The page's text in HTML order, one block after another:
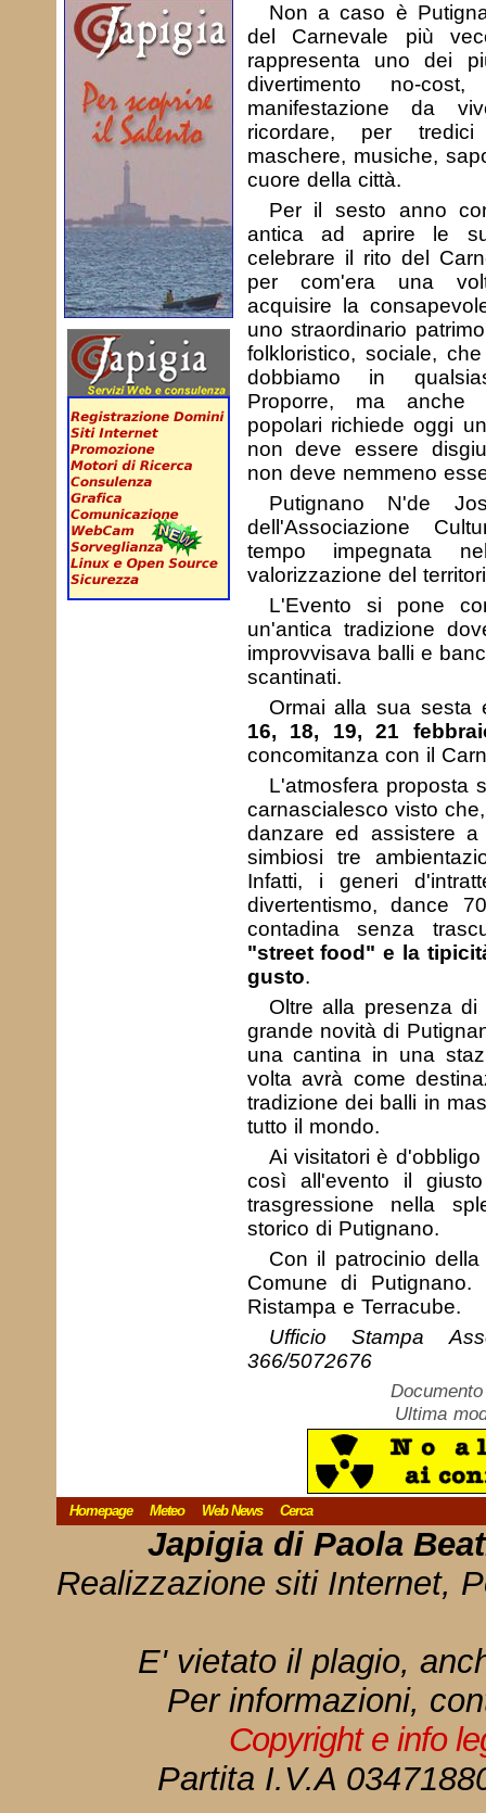
Non a caso è
del Carnevale più
rappresenta uno dei
divertimento no-
manifestazione da
ricordare, per
maschere, musiche,
cuore della città.
Per il sesto anno
antica ad aprire le
celebrare il rito del
per com'era una
acquisire la
uno straordinario
folkloristico, sociale,
dobbiamo in
Proporre, ma anche
popolari richiede oggi
non deve essere
non deve nemmeno
Putignano N'de
dell'Associazione
tempo impegnata
valorizzazione del
L'Evento si pone
un'antica tradizione
improvvisava balli e
scantinati.
Ormai alla sua sesta
16, 18, 19, 21
concomitanza con il
L'atmosfera proposta
carnascialesco visto
danzare ed assistere a
simbiosi tre
Infatti, i generi
divertentismo, dance
contadina senza
"street food" e la
gusto.
Oltre alla presenza
grande novità di
una cantina in una
volta avrà come
tradizione dei balli in
tutto il mondo.
Ai visitatori è
così all'evento il
trasgressione nella
storico di Putignano.
Con il patrocinio
Comune di Putignano.
Ristampa e Terracube.
Ufficio Stampa
366/5072676
Ultima
Homepage Meteo Web News Cerca
Japigia di Paola
Realizzazione siti Internet,
E' vietato il plagio,
Per informazioni,
Copyright e info
Partita I.V.A